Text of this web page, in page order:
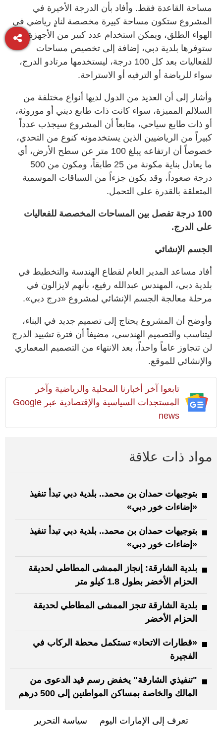
مساحة القاعدة فقط. وأفاد بأن الدرجة الأخيرة في
المشروع ستكون مساحة كبيرة مخصصة لنادٍ رياضي في
الهواء الطلق، ويمكن استخدام عدد كبير من الأجهزة التي
ستوفرها بلدية دبي، إضافة إلى تخصيص مساحات
للفعاليات بعد كل 100 درجة، ليستخدمها مرتادو الدرج،
سواء للرياضة أو الترفيه أو الاستراحة.
وأشار إلى أن العديد من الدول لديها أنواع مختلفة من
السلالم المميزة، سواء كانت ذات طابع ديني أو موروثة،
أو ذات طابع سياحي، متابعاً أن المشروع سيجذب عدداً
كبيراً من الرياضيين الذين يستخدمونه كنوع من التحدي،
خصوصاً أن ارتفاعه يبلغ 100 متر عن سطح الأرض، أي
ما يعادل بناية مكونة من 25 طابقاً، ومكون من 500
درجة صعوداً، وقد يكون جزءاً من السباقات الموسمية
المتعلقة بالقدرة على التحمل.
100 درجة تفصل بين المساحات المخصصة للفعاليات
على الدرج.
الجسم الإنشائي
أفاد مساعد المدير العام لقطاع الهندسة والتخطيط في
بلدية دبي، المهندس عبدالله رفيع، بأنهم لايزالون في
مرحلة معالجة الجسم الإنشائي لمشروع «درج دبي».
وأوضح أن المشروع يحتاج إلى تصميم جديد في البناء،
ليتناسب والتصميم الهندسي، مضيفاً أن فترة تشييد الدرج
لن تتجاوز عاماً واحداً، بعد الانتهاء من التصميم المعماري
والإنشائي للموقع.
تابعوا آخر أخبارنا المحلية والرياضية وآخر
المستجدات السياسية والإقتصادية عبر Google
news
مواد ذات علاقة
بتوجيهات حمدان بن محمد.. بلدية دبي تبدأ تنفيذ
«إضاءات خور دبي»
بتوجيهات حمدان بن محمد.. بلدية دبي تبدأ تنفيذ
«إضاءات خور دبي»
بلدية الشارقة: إنجاز الممشى المطاطي لحديقة
الحزام الأخضر بطول 1.8 كيلو متر
بلدية الشارقة تنجز الممشى المطاطي لحديقة
الحزام الأخضر
«قطارات الاتحاد» تستكمل محطة الركاب في
الفجيرة
"تنفيذي الشارقة" يخفض رسم قيد الدعوى من
المالك والخاصة بمساكن المواطنين إلى 500 درهم
تعرف إلى الإمارات اليوم سياسة التحرير